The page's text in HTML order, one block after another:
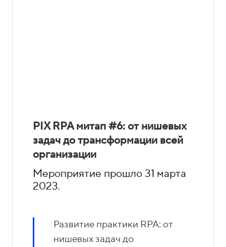
PIX RPA митап #6: от нишевых
задач до трансформации всей
организации
Мероприятие прошло 31 марта
2023.
Развитие практики RPA: от
нишевых задач до